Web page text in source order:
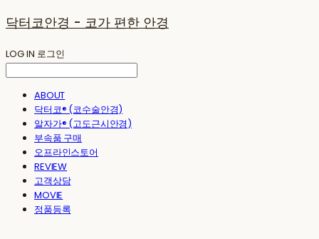
닥터코안경 - 코가 편한 안경
LOG IN 로그인
ABOUT
닥터코® (코수술안경)
알자가® (고도근시안경)
부속품 구매
오프라인스토어
REVIEW
고객상담
MOVIE
정품등록